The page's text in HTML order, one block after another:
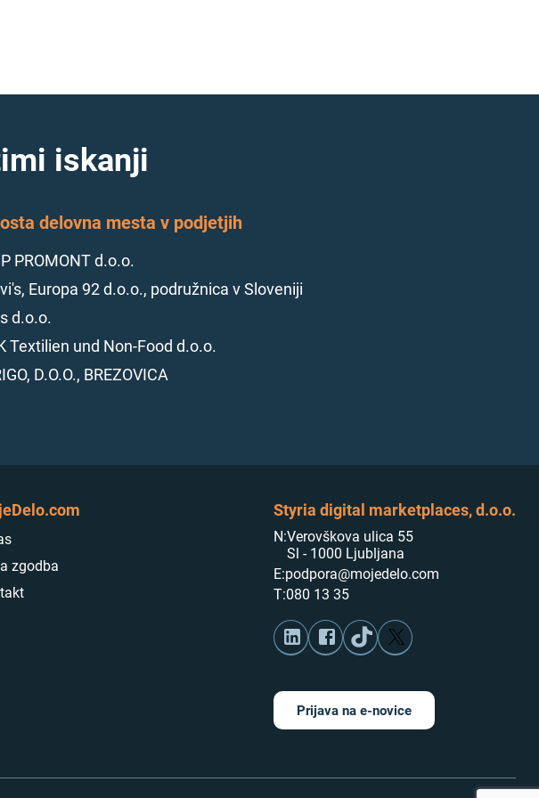
iskanji
delovna mesta v podjetjih
PROMONT d.o.o.
Europa 92 d.o.o., podružnica v Sloveniji
d.o.o.
Textilien und Non-Food d.o.o.
D.O.O., BREZOVICA
zgodba
Styria digital marketplaces, d.o.o.
N:Verovškova ulica 55
Sl - 1000 Ljubljana
E:podpora@mojedelo.com
T:080 13 35
Prijava na e-novice